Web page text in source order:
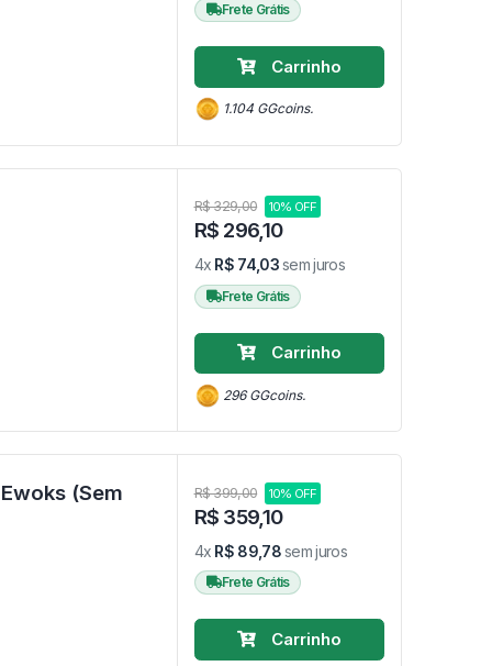
Frete Grátis
Carrinho
1.104 GGcoins.
R$ 329,00 10% OFF
R$ 296,10
4x R$ 74,03sem juros
Frete Grátis
Carrinho
296 GGcoins.
(Sem R$ 399,00 10% OFF
R$ 359,10
4x R$ 89,78sem juros
Frete Grátis
Carrinho